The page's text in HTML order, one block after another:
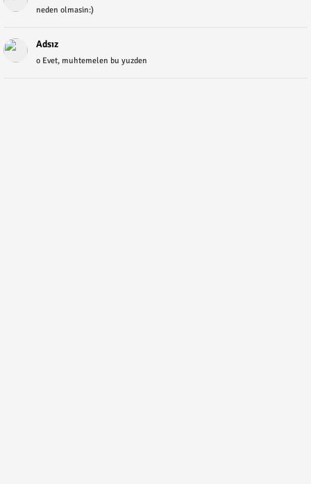
neden olmasin:)
Adsız
o Evet, muhtemelen bu yuzden